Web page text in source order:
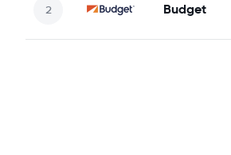
Budget